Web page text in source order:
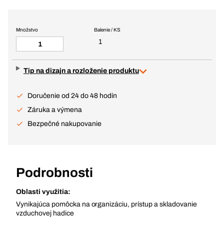
Balenie / KS
1
Množstvo
Tip na dizajn a rozloženie produktu
Doručenie od 24 do 48 hodín
Záruka a výmena
Bezpečné nakupovanie
Podrobnosti
Oblasti využitia:
Vynikajúca pomôcka na organizáciu, prístup a skladovanie
vzduchovej hadice